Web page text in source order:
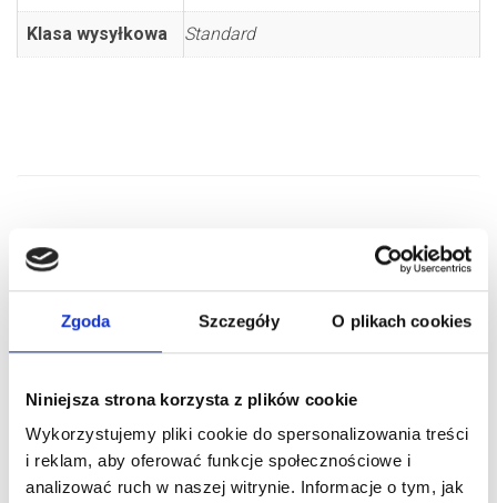
Zgoda Szczegóły O plikach cookies
Niniejsza strona korzysta z plików cookie
Wykorzystujemy pliki cookie do spersonalizowania treści
i reklam, aby oferować funkcje społecznościowe i
analizować ruch w naszej witrynie. Informacje o tym, jak
Klasa wysyłkowa Standard
PODOBNE PRODUKTY